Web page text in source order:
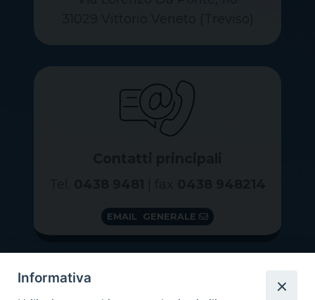
EMAIL GENERALE
Informativa